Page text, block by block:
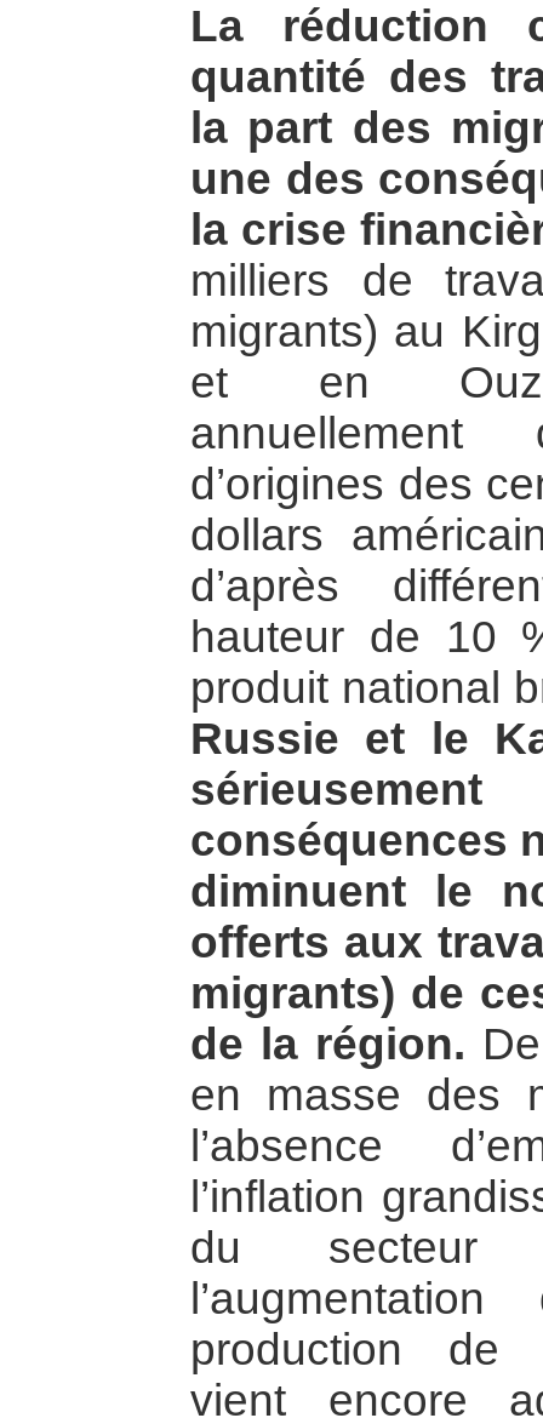
La réduction
quantité des
la part des
une des
la crise
milliers de
migrants) au
et en
d’origines des
dollars
d’après
hauteur de 10
produit national
Russie et le
conséquences
diminuent le
offerts aux
migrants) de
de la région.
en masse des
l’absence
l’inflation
du
production de
vient encore